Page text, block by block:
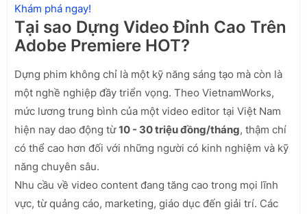
Khám phá ngay!
Tại sao Dựng Video Đỉnh Cao Trên
Adobe Premiere HOT?
Dựng phim không chỉ là một kỹ năng sáng tạo mà còn là
một nghề nghiệp đầy triển vọng. Theo VietnamWorks,
mức lương trung bình của một video editor tại Việt Nam
hiện nay dao động từ10 - 30 triệu đồng/tháng, thậm chí
có thể cao hơn đối với những người có kinh nghiệm và kỹ
năng chuyên sâu.
Nhu cầu về video content đang tăng cao trong mọi lĩnh
vực, từ quảng cáo, marketing, giáo dục đến giải trí. Các